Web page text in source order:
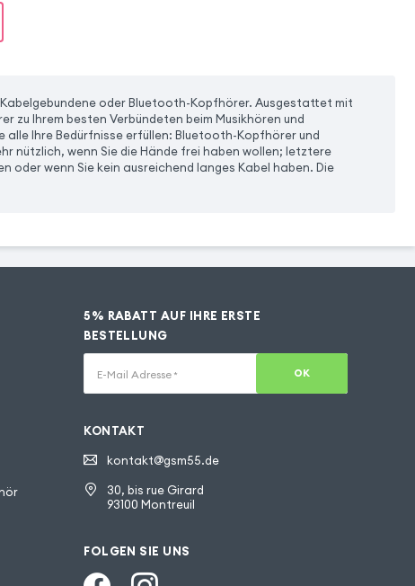
oder Bluetooth-Kopfhörer. Ausgestattet mit
zu Ihrem besten Verbündeten beim Musikhören und
Ihre Bedürfnisse erfüllen: Bluetooth-Kopfhörer und
nützlich, wenn Sie die Hände frei haben wollen; letztere
oder wenn Sie kein ausreichend langes Kabel haben. Die
5% RABATT AUF IHRE ERSTE
BESTELLUNG
E-Mail Adresse * OK
KONTAKT
kontakt@gsm55.de
30, bis rue Girard
93100 Montreuil
FOLGEN SIE UNS